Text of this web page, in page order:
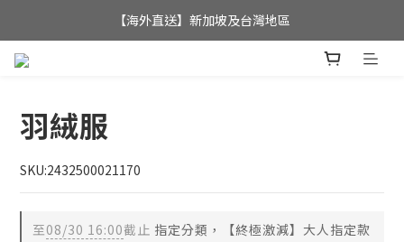
全店滿$350，即可享港澳地區免運費;
【海外直送】新加坡及台灣地區
羽絨服
SKU:2432500021170
至08/30 16:00截止 指定分類，【終極激減】大人指定款